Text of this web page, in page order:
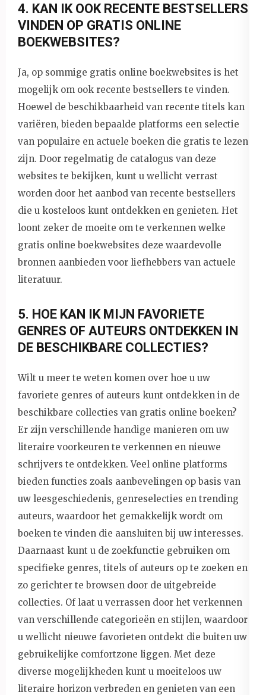
4. KAN IK OOK RECENTE BESTSELLERS
VINDEN OP GRATIS ONLINE
BOEKWEBSITES?
Ja, op sommige gratis online boekwebsites is het
mogelijk om ook recente bestsellers te vinden.
Hoewel de beschikbaarheid van recente titels kan
variëren, bieden bepaalde platforms een selectie
van populaire en actuele boeken die gratis te lezen
zijn. Door regelmatig de catalogus van deze
websites te bekijken, kunt u wellicht verrast
worden door het aanbod van recente bestsellers
die u kosteloos kunt ontdekken en genieten. Het
loont zeker de moeite om te verkennen welke
gratis online boekwebsites deze waardevolle
bronnen aanbieden voor liefhebbers van actuele
literatuur.
5. HOE KAN IK MIJN FAVORIETE
GENRES OF AUTEURS ONTDEKKEN IN
DE BESCHIKBARE COLLECTIES?
Wilt u meer te weten komen over hoe u uw
favoriete genres of auteurs kunt ontdekken in de
beschikbare collecties van gratis online boeken?
Er zijn verschillende handige manieren om uw
literaire voorkeuren te verkennen en nieuwe
schrijvers te ontdekken. Veel online platforms
bieden functies zoals aanbevelingen op basis van
uw leesgeschiedenis, genreselecties en trending
auteurs, waardoor het gemakkelijk wordt om
boeken te vinden die aansluiten bij uw interesses.
Daarnaast kunt u de zoekfunctie gebruiken om
specifieke genres, titels of auteurs op te zoeken en
zo gerichter te browsen door de uitgebreide
collecties. Of laat u verrassen door het verkennen
van verschillende categorieën en stijlen, waardoor
u wellicht nieuwe favorieten ontdekt die buiten uw
gebruikelijke comfortzone liggen. Met deze
diverse mogelijkheden kunt u moeiteloos uw
literaire horizon verbreden en genieten van een